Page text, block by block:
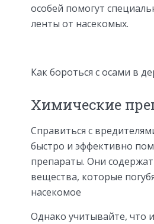
особей помогут
ленты от насекомых.
Как бороться с осами в
Химические
Справиться с
быстро и эффективно
препараты. Они
вещества, которые
насекомое
Однако учитывайте, что